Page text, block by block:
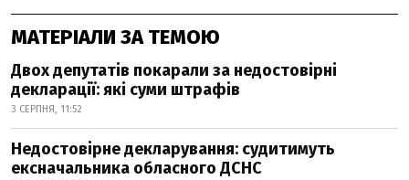
МАТЕРІАЛИ ЗА ТЕМОЮ
Двох депутатів покарали за недостовірні
декларації: які суми штрафів
3 СЕРПНЯ, 11:52
Недостовірне декларування: судитимуть
ексначальника обласного ДСНС